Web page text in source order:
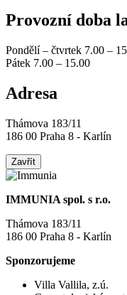
Provozní doba
Pondělí – čtvrtek 7.00 –
Pátek 7.00 – 15.00
Adresa
Thámova 183/11
186 00 Praha 8 - Karlín
Zavřít
IMMUNIA spol. s r.o.
Thámova 183/11
186 00 Praha 8 - Karlín
Sponzorujeme
Villa Vallila, z.ú.